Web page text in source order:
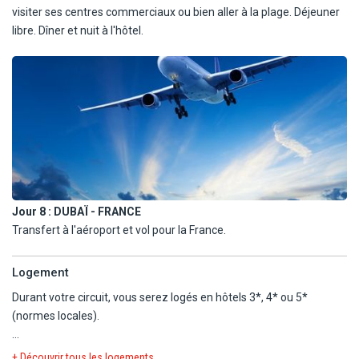
visiter ses centres commerciaux ou bien aller à la plage. Déjeuner
libre. Dîner et nuit à l'hôtel.
Jour 8 : DUBAÏ - FRANCE
Transfert à l'aéroport et vol pour la France.
Logement
Durant votre circuit, vous serez logés en hôtels 3*, 4* ou 5*
(normes locales).
Ci-dessous logements possibles ou équivalents, à titre indicatif et